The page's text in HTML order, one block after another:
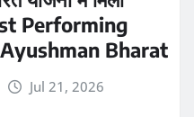
Jul 21, 2026